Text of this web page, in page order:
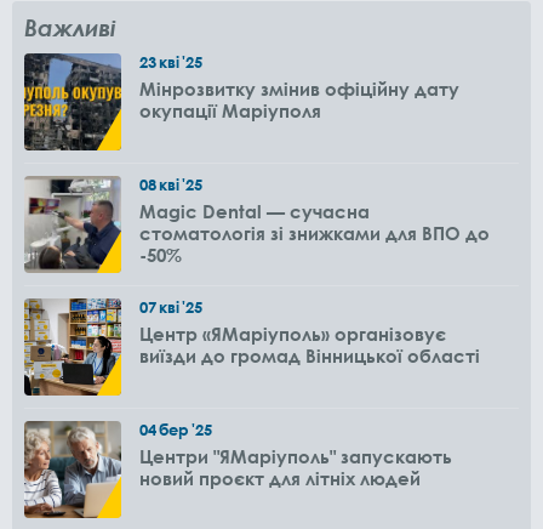
Важливі
23кві'25
Мінрозвитку змінив офіційну дату
окупації Маріуполя
08кві'25
Magic Dental — сучасна
стоматологія зі знижками для ВПО до
-50%
07кві'25
Центр «ЯМаріуполь» організовує
виїзди до громад Вінницької області
04бер'25
Центри "ЯМаріуполь" запускають
новий проєкт для літніх людей